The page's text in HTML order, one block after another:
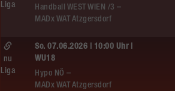
Handball WEST WIEN /3 –
MADx WAT Atzgersdorf
Liga
So. 07.06.2026 | 10:00 Uhr |
WU18
Hypo NÖ –
MADx WAT Atzgersdorf
nu
Liga